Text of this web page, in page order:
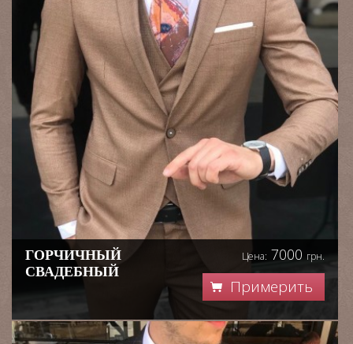
ГОРЧИЧНЫЙ
СВАДЕБНЫЙ
Цена: 7000 грн.
Примерить